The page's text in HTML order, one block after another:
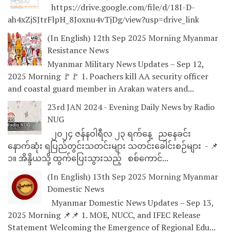
https://drive.google.com/file/d/18I-D-
ah4xZjSJtrFlpH_8Joxnu4vTjDg/view?usp=drive_link
(In English) 12th Sep 2025 Morning Myanmar
Resistance News
Myanmar Military News Updates – Sep 12,
2025 Morning 🚩🚩 1. Poachers kill AA security officer
and coastal guard member in Arakan waters and...
23rd JAN 2024 - Evening Daily News by Radio
NUG
၂၀၂၄ ဇန်နဝါရီလ ၂၃ ရက်နေ့ ညနေခင်း
နောက်ဆုံး ရပြည်တွင်းသတင်းများ သတင်းခေါင်းစဉ်များ - 📌
၁။ အိန္ဒိယသို့ ထွက်ပြေးသွားသည့် စစ်ကောင်...
(In English) 13th Sep 2025 Morning Myanmar
Domestic News
Myanmar Domestic News Updates – Sep 13,
2025 Morning 📌📌 1. MOE, NUCC, and IFEC Release
Statement Welcoming the Emergence of Regional Edu...